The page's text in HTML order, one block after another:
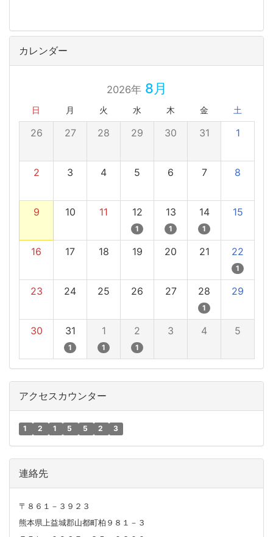
カレンダー
2026年8月
日 月 火 水 木 金 土
26 27 28 29 30 31 1
2 3 4 5 6 7 8
9 10 11 12
1
13
1
14
1
15
16 17 18 19 20 21 22
1
23 24 25 26 27 28
1
29
30 31
1
1
1
2
1
3 4 5
アクセスカウンター
1 2 1 5 5 2 3
連絡先
〒８６１－３９２３
熊本県上益城郡山都町柏９８１－３